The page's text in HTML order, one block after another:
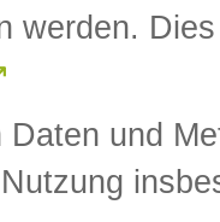
werden.
und